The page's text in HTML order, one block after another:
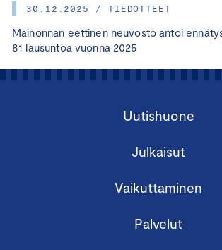
30.12.2025 / TIEDOTTEET
Mainonnan eettinen neuvosto antoi
81 lausuntoa vuonna 2025
Uutishuone
Julkaisut
Vaikuttaminen
Palvelut